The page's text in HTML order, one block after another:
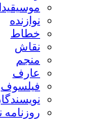
نوازنده
خطاط
نقاش
منجم
عارف
فیلسوف
روزنامه